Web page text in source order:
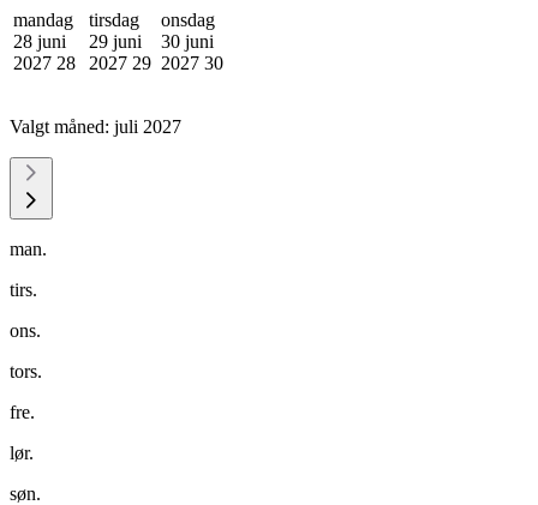
mandag
28 juni
2027 28
tirsdag
29 juni
2027 29
onsdag
30 juni
2027 30
Valgt måned: juli 2027
man.
tirs.
ons.
tors.
fre.
lør.
søn.